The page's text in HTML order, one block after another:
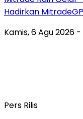
Hadirkan
Kamis, 6 Agu 2026 -
Pers Rilis